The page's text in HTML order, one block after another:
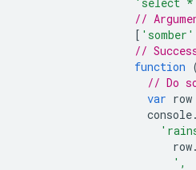
'select *
//
[ 'somber'
//
function
// Do
var row
console.
row.
',